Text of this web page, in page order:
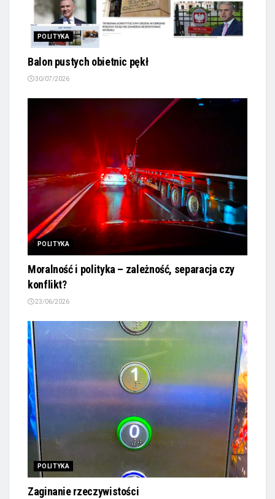
POLITYKA
Balon pustych obietnic pękł
30/07/2026
POLITYKA
Moralność i polityka – zależność, separacja czy
konflikt?
23/06/2026
POLITYKA
Zaginanie rzeczywistości